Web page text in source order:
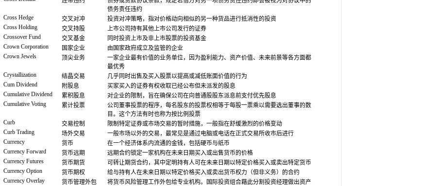
债务责任违约
Cross Hedge
交叉对冲
投资对冲策略，指对价格动向相似的另一种货品进行抵消性的投资
Cross Holding
交叉持股
上市公司持有其他上市公司发行的证券
Crossover Fund
交叉基金
同时投资上市及非上市股票的投资基金
Crown Corporation
国家企业
由国家政府成立及监管的企业
Crown Jewels
顶尖业务
一家企业最有价值的业务单位，因为盈利能力、资产价值、未来前景等各方面都
最优秀
Crystallization
结晶交易
几乎同时出售及买入股票以提高或减低账面价值的行为
Cum Dividend
附股息
买家买入的证券有权收取已经公布但未派发的股息
Cumulative Dividend
累积股息
对企业的限制，旨在确保公司在向普通股股东派息前支付优先股息
Cumulative Voting
累计投票
公司董事投票的程序，每名股东的投票权相等于每股一票乘以需要选出董事的数
目。这个方法有时也称为按比例投票
Curb
交易控制
限制特定证券或市场交易的暂时措施，一般指在舒缓激烈的价格变动
Curb Trading
场外交易
一般市场以外的交易，最常见是通过电脑或电话在正式交易所收市后进行
Currency
货币
在一个经济体系内流通的金钱，包括硬币与纸币
Currency Forward
货币远期
远期合约锁定一家机构在未来日期买入或出售货币的价格
Currency Futures
货币期货
可转让期货合约，其中定明持有人可在未来日期以特定价格买入或卖出特定货币
Currency Option
货币期权
给与持有人在未来日期以特定价格买入或卖出货币权力（但非义务）的合约
Currency Overlay
货币管理外包
将货币风险管理工作外包给专业机构。国际投资组合藉此分割投资经理做出资产